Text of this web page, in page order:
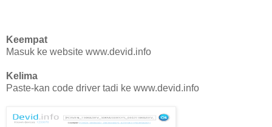
Keempat
Masuk ke website www.devid.info
Kelima
Paste-kan code driver tadi ke www.devid.info